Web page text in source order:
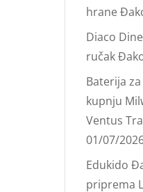
hrane
Diaco
ručak
Baterija
kupnju
Ventus
01/07/
Edukido
priprema